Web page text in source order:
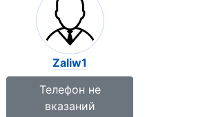
Zaliw1
Телефон не
вказаний